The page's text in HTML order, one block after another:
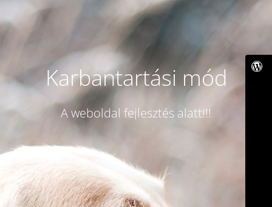
Karbantartási mód
A weboldal fejlesztés alatt!!!